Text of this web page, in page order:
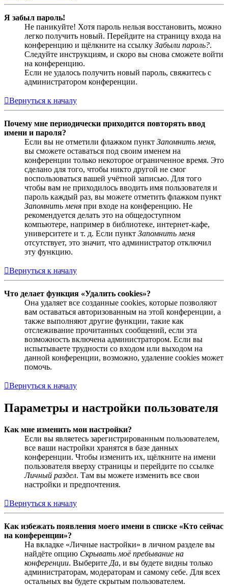
Я забыл пароль!
Не паникуйте! Хотя пароль нельзя восстановить, можно
легко получить новый. Перейдите на страницу входа на
конференцию и щёлкните на ссылку Забыли пароль?.
Следуйте инструкциям, и скоро вы снова сможете войти
на конференцию.
Если не удалось получить новый пароль, свяжитесь с
администратором конференции.
Вернуться к началу
Почему мне периодически приходится повторять ввод
имени и пароля?
Если вы не отметили флажком пункт Запомнить меня,
вы сможете оставаться под своим именем на
конференции только некоторое ограниченное время. Это
сделано для того, чтобы никто другой не смог
воспользоваться вашей учётной записью. Для того
чтобы вам не приходилось вводить имя пользователя и
пароль каждый раз, вы можете отметить флажком пункт
Запомнить меня при входе на конференцию. Не
рекомендуется делать это на общедоступном
компьютере, например в библиотеке, интернет-кафе,
университете и т. д. Если пункт Запомнить меня
отсутствует, это значит, что администратор отключил
эту функцию.
Вернуться к началу
Что делает функция «Удалить cookies»?
Она удаляет все созданные cookies, которые позволяют
вам оставаться авторизованным на этой конференции, а
также выполняют другие функции, такие как
отслеживание прочитанных сообщений, если эта
возможность включена администратором. Если вы
испытываете трудности со входом или выходом на
данной конференции, возможно, удаление cookies может
помочь.
Вернуться к началу
Параметры и настройки пользователя
Как мне изменить мои настройки?
Если вы являетесь зарегистрированным пользователем,
все ваши настройки хранятся в базе данных
конференции. Чтобы изменить их, щёлкните на имени
пользователя вверху страницы и перейдите по ссылке
Личный раздел. Там вы можете изменить все свои
настройки и предпочтения.
Вернуться к началу
Как избежать появления моего имени в списке «Кто сейчас
на конференции»?
На вкладке «Личные настройки» в личном разделе вы
найдёте опцию Скрывать моё пребывание на
конференции. Выберите Да, и вы будете видны только
администраторам, модераторам и самому себе. Для всех
остальных вы будете скрытым пользователем.